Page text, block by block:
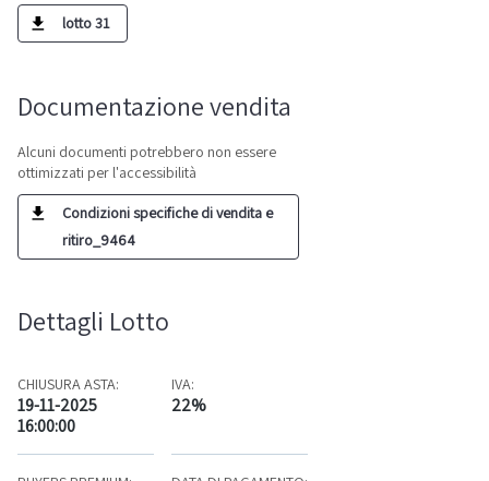
lotto 31
Documentazione vendita
Alcuni documenti potrebbero non essere
ottimizzati per l'accessibilità
Condizioni specifiche di vendita e
ritiro_9464
Dettagli Lotto
CHIUSURA ASTA:
19-11-2025
16:00:00
IVA:
22%